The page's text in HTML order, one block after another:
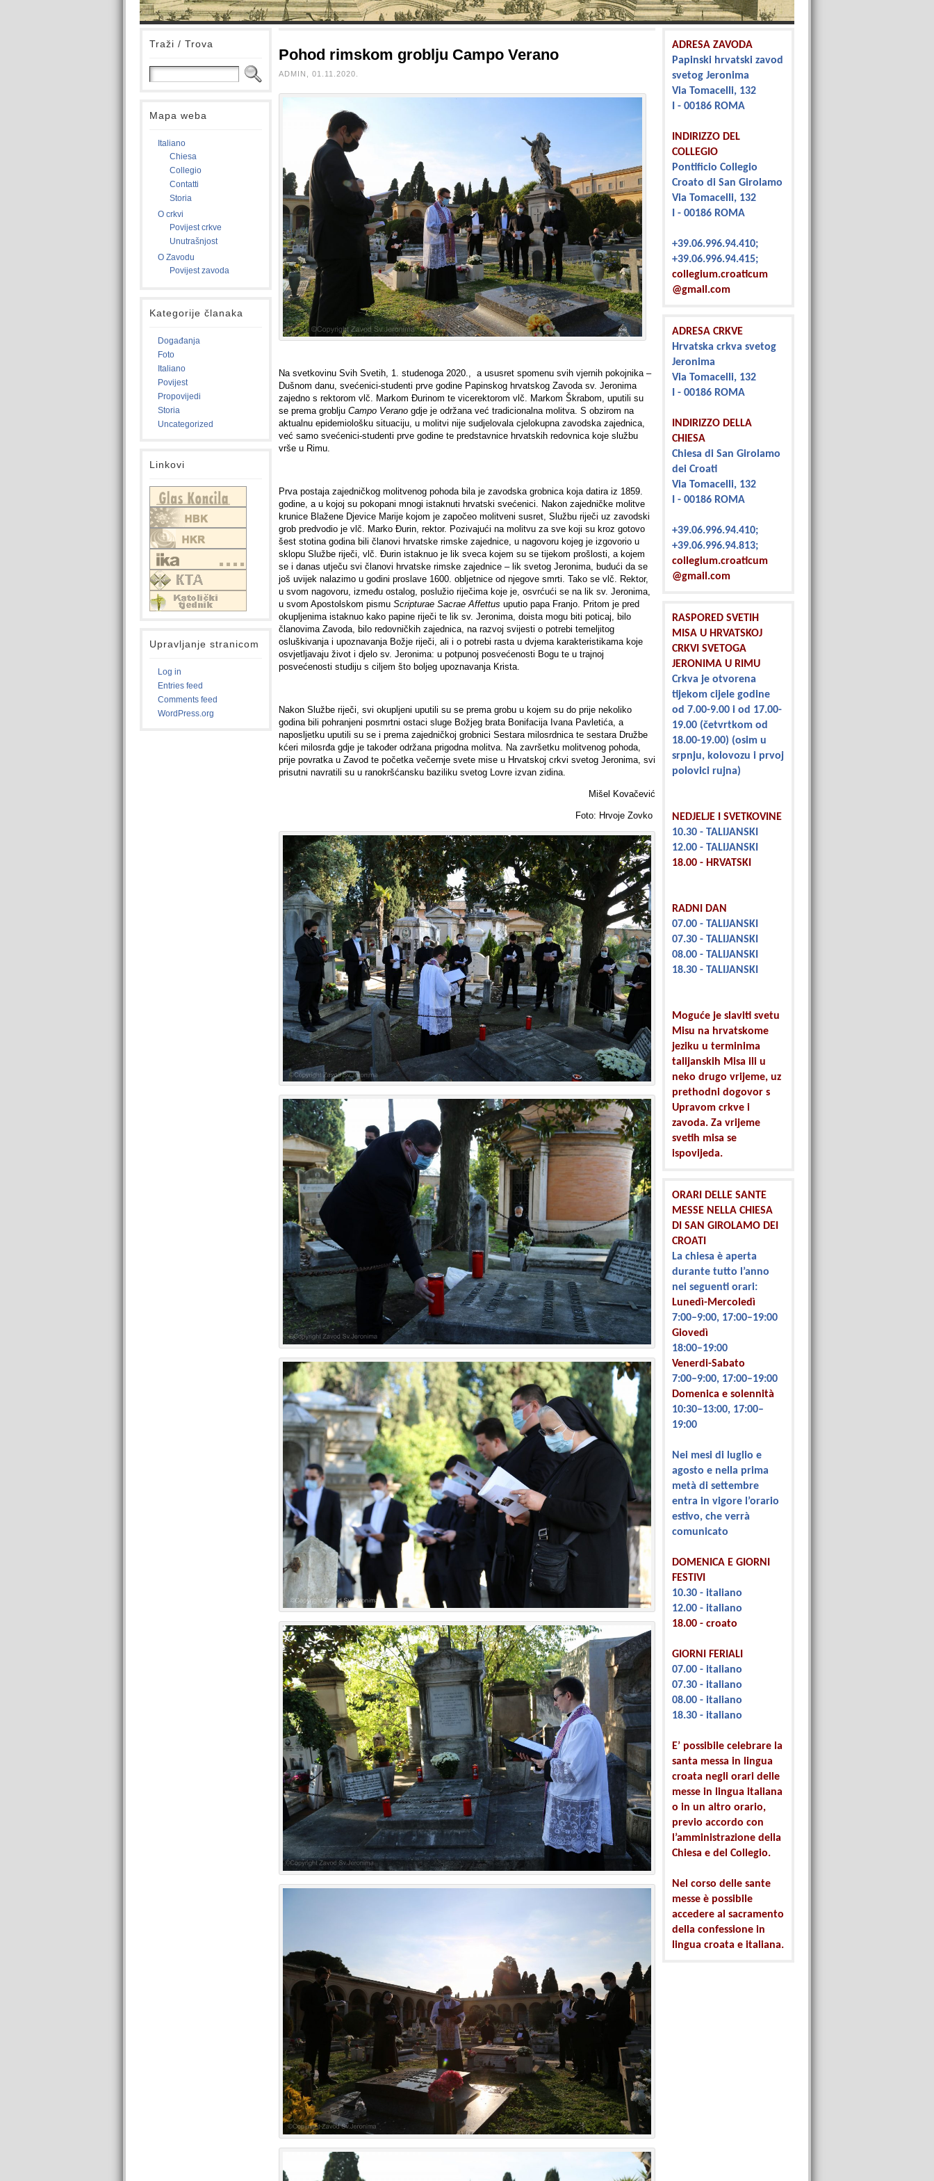
Traži / Trova
Mapa weba
Italiano
Chiesa
Collegio
Contatti
Storia
O crkvi
Povijest crkve
Unutrašnjost
O Zavodu
Povijest zavoda
Kategorije članaka
Događanja
Foto
Italiano
Povijest
Propovijedi
Storia
Uncategorized
Linkovi
Upravljanje stranicom
Log in
Entries feed
Comments feed
WordPress.org
Pohod rimskom groblju Campo Verano
ADMIN, 01.11.2020.
Na svetkovinu Svih Svetih, 1. studenoga 2020., a ususret spomenu svih vjernih pokojnika –
Dušnom danu, svećenici-studenti prve godine Papinskog hrvatskog Zavoda sv. Jeronima
zajedno s rektorom vlč. Markom Đurinom te vicerektorom vlč. Markom Škrabom, uputili su
se prema groblju Campo Verano gdje je održana već tradicionalna molitva. S obzirom na
aktualnu epidemiološku situaciju, u molitvi nije sudjelovala cjelokupna zavodska zajednica,
već samo svećenici-studenti prve godine te predstavnice hrvatskih redovnica koje službu
vrše u Rimu.
Prva postaja zajedničkog molitvenog pohoda bila je zavodska grobnica koja datira iz 1859.
godine, a u kojoj su pokopani mnogi istaknuti hrvatski svećenici. Nakon zajedničke molitve
krunice Blažene Djevice Marije kojom je započeo molitveni susret, Službu riječi uz zavodski
grob predvodio je vlč. Marko Đurin, rektor. Pozivajući na molitvu za sve koji su kroz gotovo
šest stotina godina bili članovi hrvatske rimske zajednice, u nagovoru kojeg je izgovorio u
sklopu Službe riječi, vlč. Đurin istaknuo je lik sveca kojem su se tijekom prošlosti, a kojem
se i danas utječu svi članovi hrvatske rimske zajednice – lik svetog Jeronima, budući da se
još uvijek nalazimo u godini proslave 1600. obljetnice od njegove smrti. Tako se vlč. Rektor,
u svom nagovoru, između ostalog, poslužio riječima koje je, osvrćući se na lik sv. Jeronima,
u svom Apostolskom pismu Scripturae Sacrae Affettus uputio papa Franjo. Pritom je pred
okupljenima istaknuo kako papine riječi te lik sv. Jeronima, doista mogu biti poticaj, bilo
članovima Zavoda, bilo redovničkih zajednica, na razvoj svijesti o potrebi temeljitog
osluškivanja i upoznavanja Božje riječi, ali i o potrebi rasta u dvjema karakteristikama koje
osvjetljavaju život i djelo sv. Jeronima: u potpunoj posvećenosti Bogu te u trajnoj
posvećenosti studiju s ciljem što boljeg upoznavanja Krista.
Nakon Službe riječi, svi okupljeni uputili su se prema grobu u kojem su do prije nekoliko
godina bili pohranjeni posmrtni ostaci sluge Božjeg brata Bonifacija Ivana Pavletića, a
naposljetku uputili su se i prema zajedničkoj grobnici Sestara milosrdnica te sestara Družbe
kćeri milosrđa gdje je također održana prigodna molitva. Na završetku molitvenog pohoda,
prije povratka u Zavod te početka večernje svete mise u Hrvatskoj crkvi svetog Jeronima, svi
prisutni navratili su u ranokršćansku baziliku svetog Lovre izvan zidina.
Mišel Kovačević
Foto: Hrvoje Zovko
ADRESA ZAVODA
Papinski hrvatski zavod
svetog Jeronima
Via Tomacelli, 132
I - 00186 ROMA
INDIRIZZO DEL
COLLEGIO
Pontificio Collegio
Croato di San Girolamo
Via Tomacelli, 132
I - 00186 ROMA
+39.06.996.94.410;
+39.06.996.94.415;
collegium.croaticum
@gmail.com
ADRESA CRKVE
Hrvatska crkva svetog
Jeronima
Via Tomacelli, 132
I - 00186 ROMA
INDIRIZZO DELLA
CHIESA
Chiesa di San Girolamo
dei Croati
Via Tomacelli, 132
I - 00186 ROMA
+39.06.996.94.410;
+39.06.996.94.813;
collegium.croaticum
@gmail.com
RASPORED SVETIH
MISA U HRVATSKOJ
CRKVI SVETOGA
JERONIMA U RIMU
Crkva je otvorena
tijekom cijele godine
od 7.00-9.00 i od 17.00-
19.00 (četvrtkom od
18.00-19.00) (osim u
srpnju, kolovozu i prvoj
polovici rujna)
NEDJELJE I SVETKOVINE
10.30 - TALIJANSKI
12.00 - TALIJANSKI
18.00 - HRVATSKI
RADNI DAN
07.00 - TALIJANSKI
07.30 - TALIJANSKI
08.00 - TALIJANSKI
18.30 - TALIJANSKI
Moguće je slaviti svetu
Misu na hrvatskome
jeziku u terminima
talijanskih Misa ili u
neko drugo vrijeme, uz
prethodni dogovor s
Upravom crkve i
zavoda. Za vrijeme
svetih misa se
ispovijeda.
ORARI DELLE SANTE
MESSE NELLA CHIESA
DI SAN GIROLAMO DEI
CROATI
La chiesa è aperta
durante tutto l’anno
nei seguenti orari:
Lunedì-Mercoledì
7:00–9:00, 17:00–19:00
Giovedì
18:00–19:00
Venerdi-Sabato
7:00–9:00, 17:00–19:00
Domenica e solennità
10:30–13:00, 17:00–
19:00
Nei mesi di luglio e
agosto e nella prima
metà di settembre
entra in vigore l’orario
estivo, che verrà
comunicato
DOMENICA E GIORNI
FESTIVI
10.30 - italiano
12.00 - italiano
18.00 - croato
GIORNI FERIALI
07.00 - italiano
07.30 - italiano
08.00 - italiano
18.30 - italiano
E’ possibile celebrare la
santa messa in lingua
croata negli orari delle
messe in lingua italiana
o in un altro orario,
previo accordo con
l’amministrazione della
Chiesa e del Collegio.
Nel corso delle sante
messe è possibile
accedere al sacramento
della confessione in
lingua croata e italiana.